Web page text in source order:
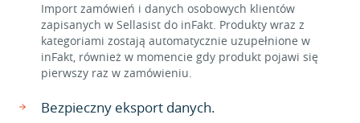
Import zamówień i danych osobowych klientów
zapisanych w Sellasist do inFakt. Produkty wraz z
kategoriami zostają automatycznie uzupełnione w
inFakt, również w momencie gdy produkt pojawi się
pierwszy raz w zamówieniu.
Bezpieczny eksport danych.